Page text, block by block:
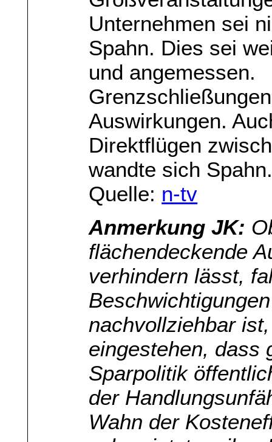
Unternehmen sei
Spahn. Dies sei
und angemessen.
Auswirkungen.
Direktflügen
wandte sich
Quelle: n-tv
Anmerkung JK:
flächendeckende
verhindern lässt,
nachvollziehbar
eingestehen, dass
Sparpolitik
der
Wahn der